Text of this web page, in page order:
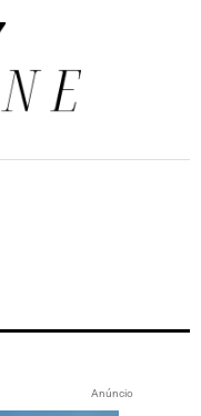
Anúncio